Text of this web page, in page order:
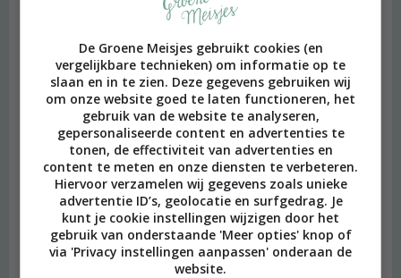
De Groene Meisjes gebruikt cookies (en
vergelijkbare technieken) om informatie op te
slaan en in te zien. Deze gegevens gebruiken wij
om onze website goed te laten functioneren, het
gebruik van de website te analyseren,
gepersonaliseerde content en advertenties te
tonen, de effectiviteit van advertenties en
content te meten en onze diensten te verbeteren.
Hiervoor verzamelen wij gegevens zoals unieke
advertentie ID’s, geolocatie en surfgedrag. Je
kunt je cookie instellingen wijzigen door het
gebruik van onderstaande 'Meer opties' knop of
via 'Privacy instellingen aanpassen' onderaan de
website.